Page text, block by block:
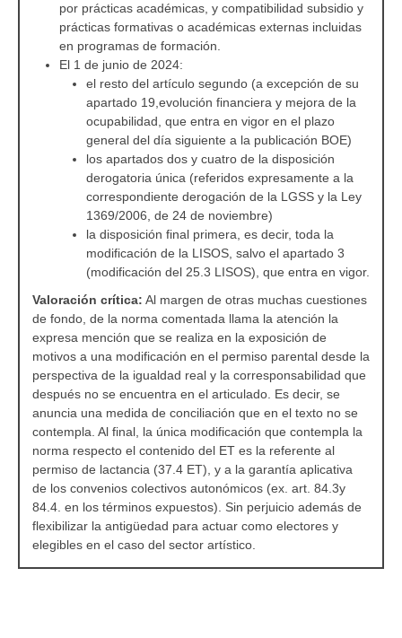
por prácticas académicas, y compatibilidad subsidio y
prácticas formativas o académicas externas incluidas
en programas de formación.
El 1 de junio de 2024:
el resto del artículo segundo (a excepción de su
apartado 19,evolución financiera y mejora de la
ocupabilidad, que entra en vigor en el plazo
general del día siguiente a la publicación BOE)
los apartados dos y cuatro de la disposición
derogatoria única (referidos expresamente a la
correspondiente derogación de la LGSS y la Ley
1369/2006, de 24 de noviembre)
la disposición final primera, es decir, toda la
modificación de la LISOS, salvo el apartado 3
(modificación del 25.3 LISOS), que entra en vigor.
Valoración crítica: Al margen de otras muchas cuestiones
de fondo, de la norma comentada llama la atención la
expresa mención que se realiza en la exposición de
motivos a una modificación en el permiso parental desde la
perspectiva de la igualdad real y la corresponsabilidad que
después no se encuentra en el articulado. Es decir, se
anuncia una medida de conciliación que en el texto no se
contempla. Al final, la única modificación que contempla la
norma respecto el contenido del ET es la referente al
permiso de lactancia (37.4 ET), y a la garantía aplicativa
de los convenios colectivos autonómicos (ex. art. 84.3y
84.4. en los términos expuestos). Sin perjuicio además de
flexibilizar la antigüedad para actuar como electores y
elegibles en el caso del sector artístico.